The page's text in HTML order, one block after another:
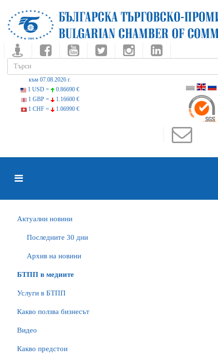
към 07.08.2026 г.
1 USD =
0.86690 €
1 GBP =
1.16600 €
1 CHF =
1.06990 €
Актуални новини
Последните 30 дни
Архив на новини
БTПП в медиите
Услуги в БТПП
Какво ползва бизнесът
Видео
Какво предстои